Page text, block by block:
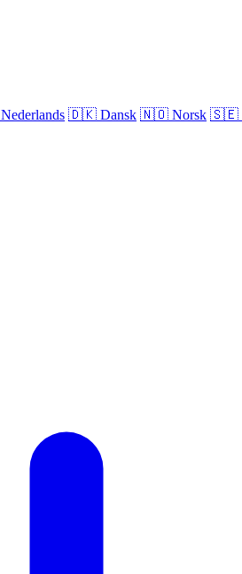
Nederlands 🇩🇰 Dansk 🇳🇴 Norsk 🇸🇪